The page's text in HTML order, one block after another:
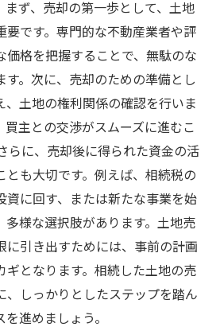
まず、売却の第一歩として、土地
要です。専門的な不動産業者や評
価格を把握することで、無駄のな
す。次に、売却のための準備とし
、土地の権利関係の確認を行いま
買主との交渉がスムーズに進むこ
らに、売却後に得られた資金の活
とも大切です。例えば、相続税の
資に回す、または新たな事業を始
多様な選択肢があります。土地売
に引き出すためには、事前の計画
ギとなります。相続した土地の売
、しっかりとしたステップを踏ん
進めましょう。